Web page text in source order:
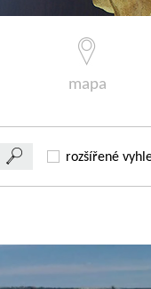
mapa
rozšířené